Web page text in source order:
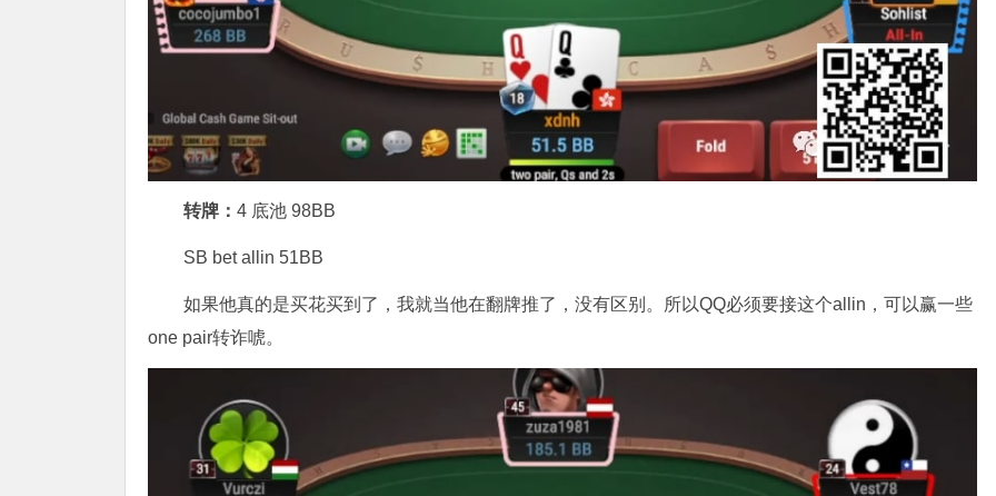
转牌： 4 底池 98BB
SB bet allin 51BB
如果他真的是买花买到了，我就当他在翻牌推了，没有区别。所以QQ必须要接这个allin，可以赢一些
one pair转诈唬。